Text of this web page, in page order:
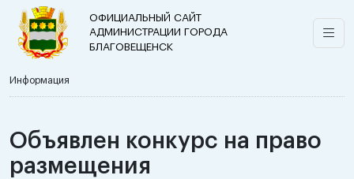
ОФИЦИАЛЬНЫЙ САЙТ
АДМИНИСТРАЦИИ ГОРОДА
БЛАГОВЕЩЕНСК
Информация
Объявлен конкурс на право
размещения